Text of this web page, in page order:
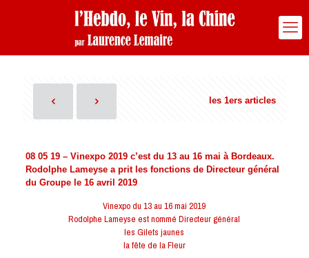
les 1ers articles
08 05 19 – Vinexpo 2019 c’est du 13 au 16 mai à Bordeaux.
Rodolphe Lameyse a prit les fonctions de Directeur général
du Groupe le 16 avril 2019
Vinexpo du 13 au 16 mai 2019
Rodolphe Lameyse est nommé Directeur général
les Gilets jaunes
la fête de la Fleur